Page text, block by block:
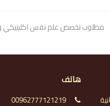
next
مطلوب تخصص علم نفس اكلينيكي
هاتف
00962777121219